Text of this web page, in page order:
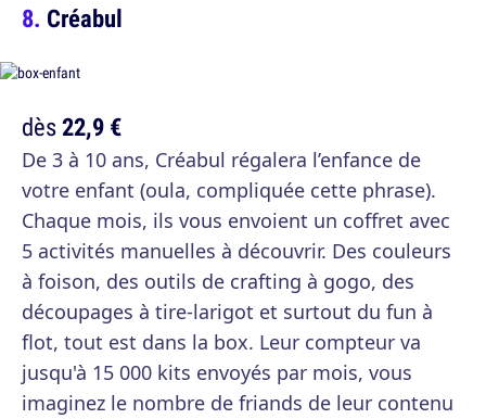
Créabul
dès22,9 €
De 3 à 10 ans, Créabul régalera l’enfance de
votre enfant (oula, compliquée cette phrase).
Chaque mois, ils vous envoient un coffret avec
5 activités manuelles à découvrir. Des couleurs
à foison, des outils de crafting à gogo, des
découpages à tire-larigot et surtout du fun à
flot, tout est dans la box. Leur compteur va
jusqu'à 15 000 kits envoyés par mois, vous
imaginez le nombre de friands de leur contenu